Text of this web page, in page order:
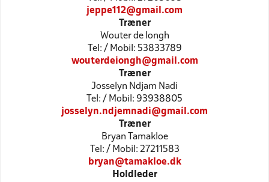
jeppe112@gmail.com
Træner
Wouter de Iongh
Tel: / Mobil: 53833789
wouterdeiongh@gmail.com
Træner
Josselyn Ndjam Nadi
Tel: / Mobil: 93938805
josselyn.ndjemnadi@gmail.com
Træner
Bryan Tamakloe
Tel: / Mobil: 27211583
bryan@tamakloe.dk
Holdleder